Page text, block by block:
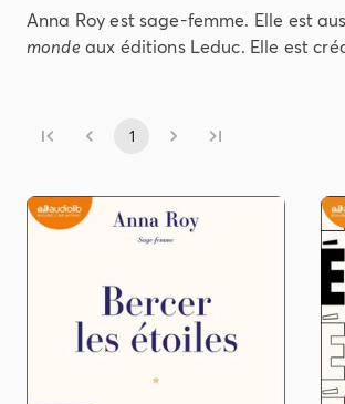
Anna Roy est sage-femme. Elle est
monde aux éditions Leduc. Elle est
1